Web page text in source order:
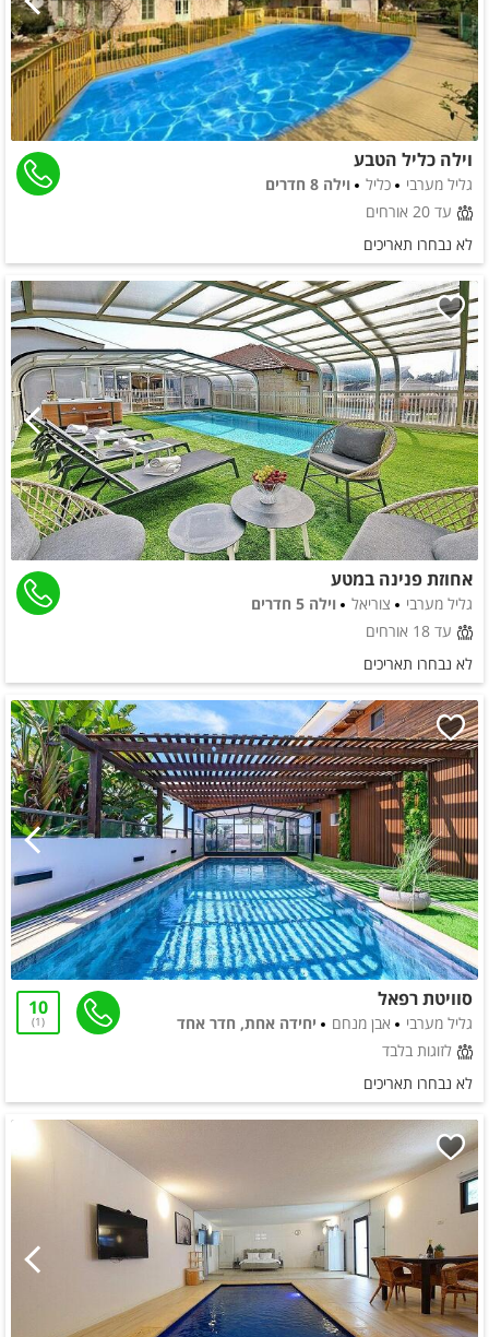
וילה כליל הטבע
גליל מערבי כליל
וילה 8 חדרים
עד 20 אורחים
לא נבחרו תאריכים
אחוזת פנינה במטע
גליל מערבי צוריאל
וילה 5 חדרים
עד 18 אורחים
לא נבחרו תאריכים
סוויטת רפאל
גליל מערבי אבן מנחם
יחידה אחת, חדר אחד
לזוגות בלבד
10
1
לא נבחרו תאריכים